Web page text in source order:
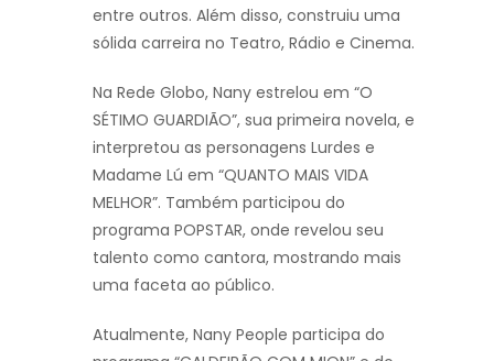
entre outros. Além disso, construiu uma
sólida carreira no Teatro, Rádio e Cinema.
Na Rede Globo, Nany estrelou em “O
SÉTIMO GUARDIÃO”, sua primeira novela, e
interpretou as personagens Lurdes e
Madame Lú em “QUANTO MAIS VIDA
MELHOR”. Também participou do
programa POPSTAR, onde revelou seu
talento como cantora, mostrando mais
uma faceta ao público.
Atualmente, Nany People participa do